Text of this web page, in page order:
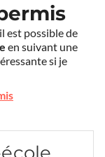
est possible de
en suivant une
si je